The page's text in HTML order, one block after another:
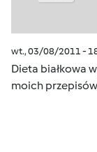
wt., 03/08/2011 -
Dieta białkowa
moich